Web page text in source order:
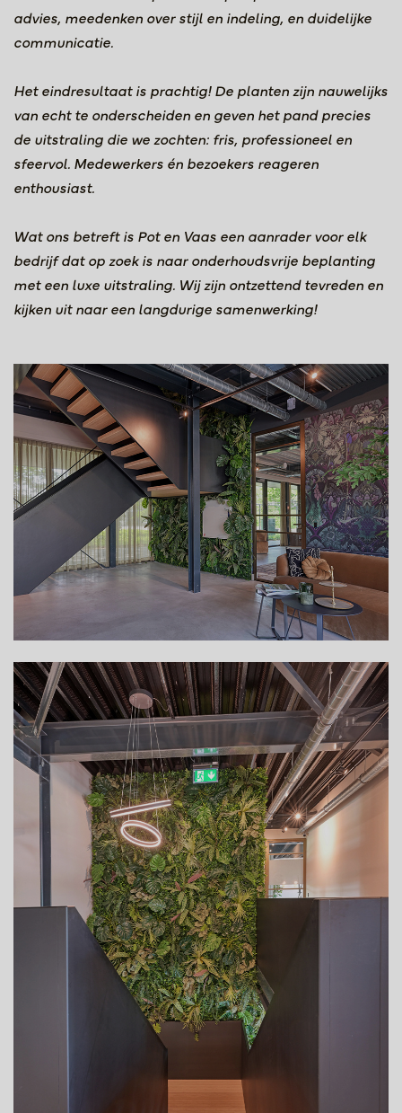
advies, meedenken over stijl en indeling, en duidelijke
communicatie.
Het eindresultaat is prachtig! De planten zijn nauwelijks
van echt te onderscheiden en geven het pand precies
de uitstraling die we zochten: fris, professioneel en
sfeervol. Medewerkers én bezoekers reageren
enthousiast.
Wat ons betreft is Pot en Vaas een aanrader voor elk
bedrijf dat op zoek is naar onderhoudsvrije beplanting
met een luxe uitstraling. Wij zijn ontzettend tevreden en
kijken uit naar een langdurige samenwerking!